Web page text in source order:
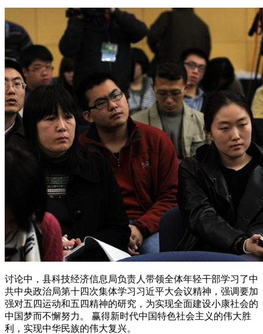
讨论中，县科技经济信息局负责人带领全体年轻干部学习了中
共中央政治局第十四次集体学习习近平大会议精神，强调要加
强对五四运动和五四精神的研究，为实现全面建设小康社会的
中国梦而不懈努力。 赢得新时代中国特色社会主义的伟大胜
利，实现中华民族的伟大复兴。